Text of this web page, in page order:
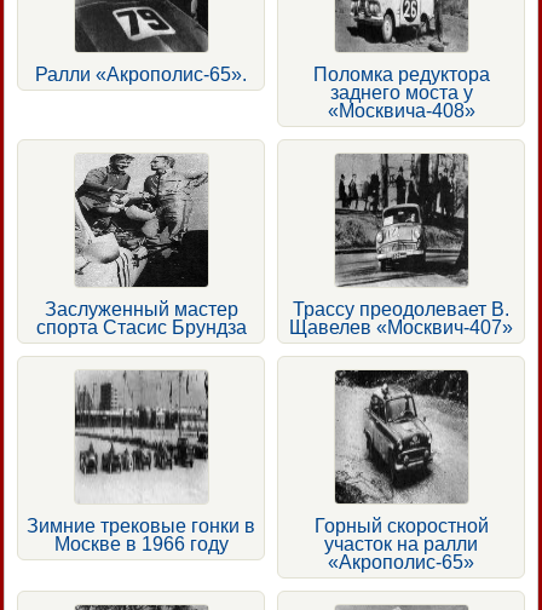
Ралли «Акрополис-65».
Поломка редуктора
заднего моста у
«Москвича-408»
Заслуженный мастер
спорта Стасис Брундза
Трассу преодолевает В.
Щавелев «Москвич-407»
Зимние трековые гонки в
Москве в 1966 году
Горный скоростной
участок на ралли
«Акрополис-65»